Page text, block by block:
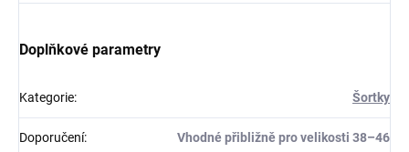
Doplňkové parametry
Kategorie: Šortky
Doporučení: Vhodné přibližně pro velikosti 38–46